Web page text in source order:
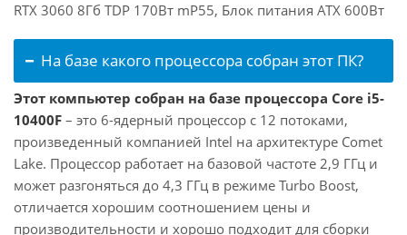
RTX 3060 8Гб TDP 170Вт mP55, Блок питания ATX 600Вт
На базе какого процессора собран этот ПК?
Этот компьютер собран на базе процессора Core i5-
10400F – это 6-ядерный процессор с 12 потоками,
произведенный компанией Intel на архитектуре Comet
Lake. Процессор работает на базовой частоте 2,9 ГГц и
может разгоняться до 4,3 ГГц в режиме Turbo Boost,
отличается хорошим соотношением цены и
производительности и хорошо подходит для сборки